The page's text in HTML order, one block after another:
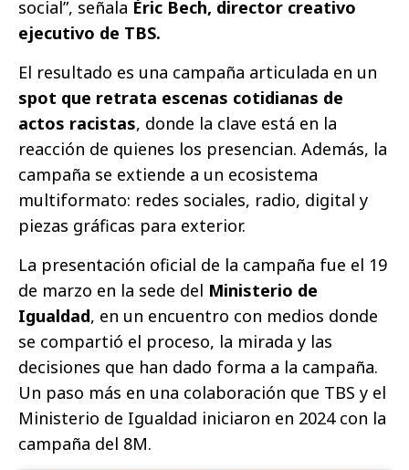
social”, señala Èric Bech, director creativo
ejecutivo de TBS.
El resultado es una campaña articulada en un
spot que retrata escenas cotidianas de
actos racistas, donde la clave está en la
reacción de quienes los presencian. Además, la
campaña se extiende a un ecosistema
multiformato: redes sociales, radio, digital y
piezas gráficas para exterior.
La presentación oficial de la campaña fue el 19
de marzo en la sede del Ministerio de
Igualdad, en un encuentro con medios donde
se compartió el proceso, la mirada y las
decisiones que han dado forma a la campaña.
Un paso más en una colaboración que TBS y el
Ministerio de Igualdad iniciaron en 2024 con la
campaña del 8M.